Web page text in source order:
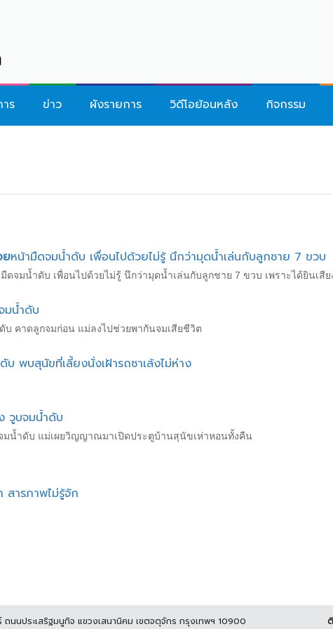
ร ข่าว ผังรายการ วิดีโอย้อนหลัง กิจกรรม
ยหน้ามืดจมน้ำดับ เพื่อนไปด้วยไม่รู้ นึกว่ามุดน้ำเล่นกับลูกชาย 7 ขวบ
จมน้ำดับ เพื่อนไปด้วยไม่รู้ นึกว่ามุดน้ำเล่นกับลูกชาย 7 ขวบ เพราะได้ยินเสีย
มน้ำดับ
บ คาดลูกจมก่อน แม่ลงไปช่วยพากันจมเสียชีวิต
บ พบสุนัขที่เลี้ยงนั่งเฝ้ารถซาเล้งไม่ห่าง
วูบจมน้ำดับ
มน้ำดับ แม่เผยวิญญาณมาเปิดประตูบ้านสุนัขเห่าหอนทั้งคืน
สารภาพไม่รู้จัก
นนประเสริฐมนูกิจ แขวงเสนานิคม เขตจตุจักร กรุงเทพฯ 10900